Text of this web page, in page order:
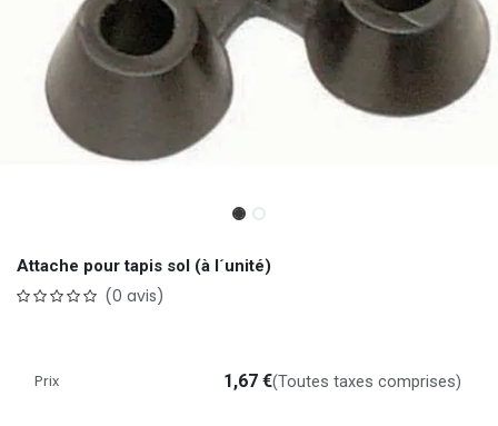
Attache pour tapis sol (à l´unité)
(0 avis)
Prix 1,67 €(Toutes taxes comprises)